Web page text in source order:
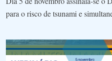
para o risco de tsunami e